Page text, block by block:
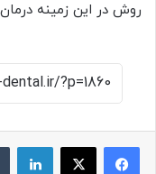
روش در این زمینه